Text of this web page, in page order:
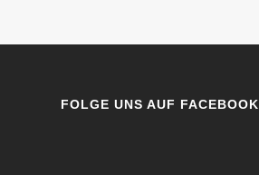
FOLGE UNS AUF FACEBOOK